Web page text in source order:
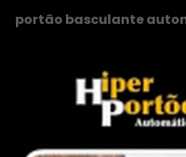
portão basculante